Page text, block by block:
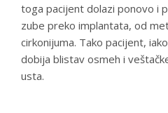
toga pacijent dolazi ponovo i
zube preko implantata, od
cirkonijuma. Tako pacijent,
dobija blistav osmeh i
usta.